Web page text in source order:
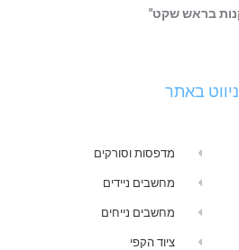
בראש שקט"
ניווט באתר
מדפסות וסורקים
מחשבים ניידים
מחשבים נייחים
ציוד הקפי